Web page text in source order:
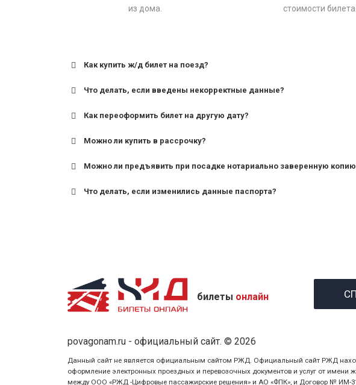
из дома.
стоимости билета.
Как купить ж/д билет на поезд?
Что делать, если введены некорректные данные?
Как переоформить билет на другую дату?
Можно ли купить в рассрочку?
Можно ли предъявить при посадке нотариально заверенную копию
Что делать, если изменились данные паспорта?
билеты онлайн
povagonam.ru - официальный сайт. © 2026
Данный сайт не является официальным сайтом РЖД. Официальный сайт РЖД
оформление электронных проездных и перевозочных документов и услуг от
между ООО «РЖД -Цифровые пассажирские решения» и АО «ФПК», и Договор № ИМ-